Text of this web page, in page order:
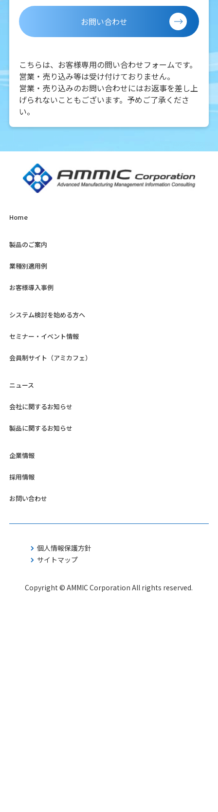
お問い合わせ
こちらは、お客様専用の問い合わせフォームです。
営業・売り込み等は受け付けておりません。
営業・売り込みのお問い合わせにはお返事を差し上
げられないこともございます。予めご了承くださ
い。
Home
製品のご案内
業種別適用例
お客様導入事例
システム検討を始める方へ
セミナー・イベント情報
会員制サイト（アミカフェ）
ニュース
会社に関するお知らせ
製品に関するお知らせ
企業情報
採用情報
お問い合わせ
個人情報保護方針
サイトマップ
Copyright © AMMIC Corporation All rights reserved.